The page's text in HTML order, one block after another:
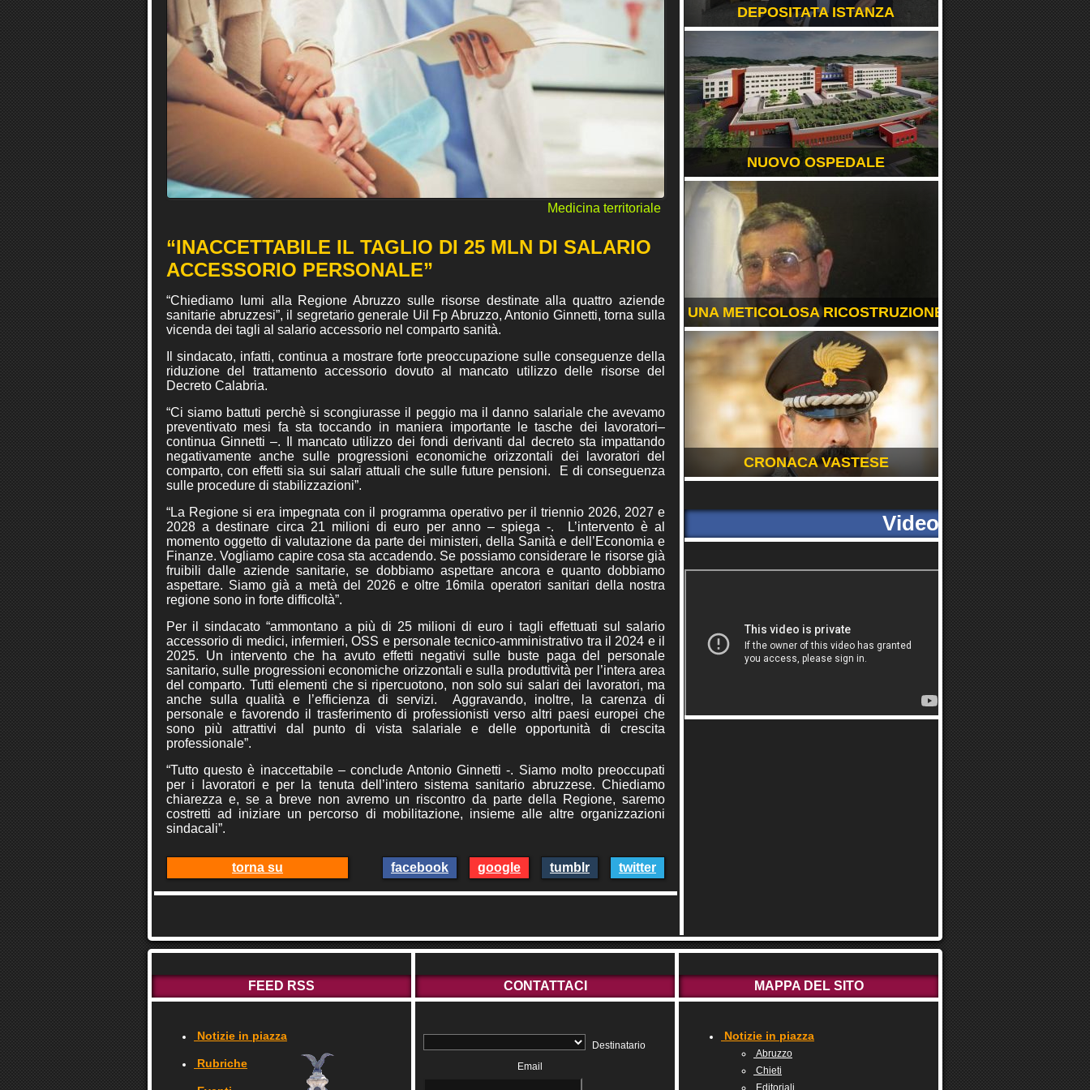
EVENTI
RUBRICHE
Medicina territoriale
“INACCETTABILE IL TAGLIO DI 25 MLN DI SALARIO
ACCESSORIO PERSONALE”
“Chiediamo lumi alla Regione Abruzzo sulle risorse destinate alla quattro aziende
sanitarie abruzzesi”, il segretario generale Uil Fp Abruzzo, Antonio Ginnetti, torna sulla
vicenda dei tagli al salario accessorio nel comparto sanità.
Il sindacato, infatti, continua a mostrare forte preoccupazione sulle conseguenze della
riduzione del trattamento accessorio dovuto al mancato utilizzo delle risorse del
Decreto Calabria.
“Ci siamo battuti perchè si scongiurasse il peggio ma il danno salariale che avevamo
preventivato mesi fa sta toccando in maniera importante le tasche dei lavoratori–
continua Ginnetti –. Il mancato utilizzo dei fondi derivanti dal decreto sta impattando
negativamente anche sulle progressioni economiche orizzontali dei lavoratori del
comparto, con effetti sia sui salari attuali che sulle future pensioni. E di conseguenza
sulle procedure di stabilizzazioni”.
“La Regione si era impegnata con il programma operativo per il triennio 2026, 2027 e
2028 a destinare circa 21 milioni di euro per anno – spiega -. L’intervento è al
momento oggetto di valutazione da parte dei ministeri, della Sanità e dell’Economia e
Finanze. Vogliamo capire cosa sta accadendo. Se possiamo considerare le risorse già
fruibili dalle aziende sanitarie, se dobbiamo aspettare ancora e quanto dobbiamo
aspettare. Siamo già a metà del 2026 e oltre 16mila operatori sanitari della nostra
regione sono in forte difficoltà”.
Per il sindacato “ammontano a più di 25 milioni di euro i tagli effettuati sul salario
accessorio di medici, infermieri, OSS e personale tecnico-amministrativo tra il 2024 e il
2025. Un intervento che ha avuto effetti negativi sulle buste paga del personale
sanitario, sulle progressioni economiche orizzontali e sulla produttività per l’intera area
del comparto. Tutti elementi che si ripercuotono, non solo sui salari dei lavoratori, ma
anche sulla qualità e l’efficienza di servizi. Aggravando, inoltre, la carenza di
personale e favorendo il trasferimento di professionisti verso altri paesi europei che
sono più attrattivi dal punto di vista salariale e delle opportunità di crescita
professionale”.
“Tutto questo è inaccettabile – conclude Antonio Ginnetti -. Siamo molto preoccupati
per i lavoratori e per la tenuta dell’intero sistema sanitario abruzzese. Chiediamo
chiarezza e, se a breve non avremo un riscontro da parte della Regione, saremo
costretti ad iniziare un percorso di mobilitazione, insieme alle altre organizzazioni
sindacali”.
torna su facebook google tumblr twitter
DEPOSITATA ISTANZA
NUOVO OSPEDALE
UNA METICOLOSA RICOSTRUZIONE
CRONACA VASTESE
Video
FEED RSS
Notizie in piazza
Rubriche
CONTATTACI
Destinatario
Email
MAPPA DEL SITO
Notizie in piazza
Abruzzo
Chieti